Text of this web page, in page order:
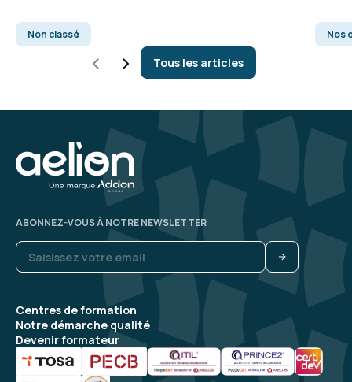
Tous les articles
Non classé Nos
Centres de formation
Notre démarche qualité
Devenir formateur
ABONNEZ-VOUS À NOTRE NEWSLETTER